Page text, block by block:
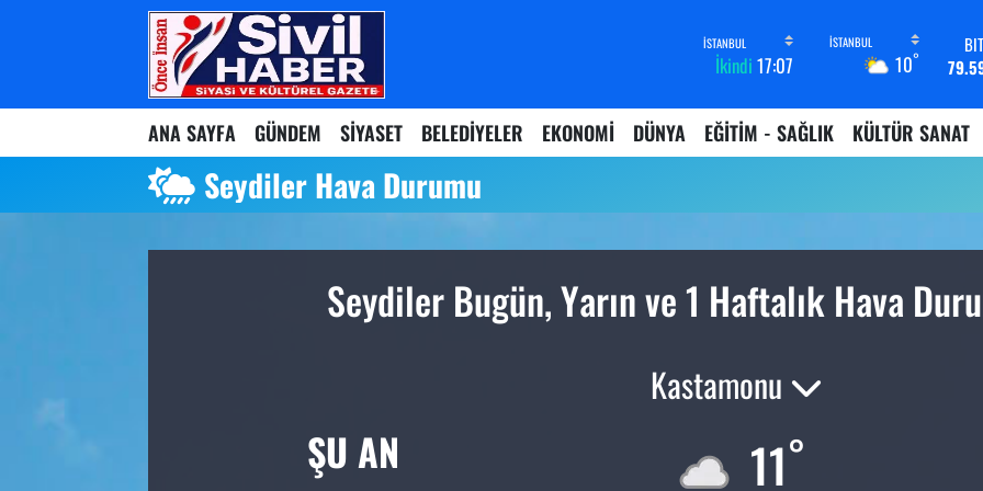
İkindi 17:07 10°
ANA SAYFA GÜNDEM SİYASET BELEDİYELER EKONOMİ DÜNYA EĞİTİM - SAĞLIK KÜLTÜR SANAT
Seydiler Hava Durumu
Seydiler Bugün, Yarın ve 1 Haftalık Hava
ŞU AN
Kastamonu
11°
Nöbetçi Eczaneler
Hava Durumu
Namaz Vakitleri
Trafik Durumu